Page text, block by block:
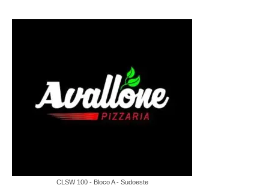
CLSW 100 - Bloco A - Sudoeste